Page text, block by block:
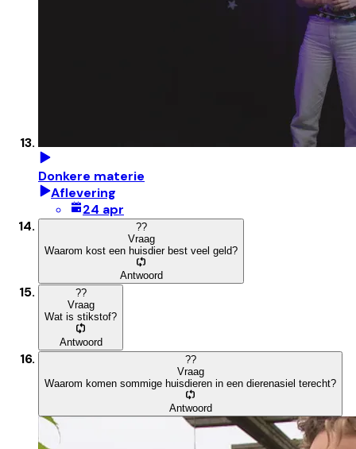
Donkere materie
Aflevering
24 apr
??
Vraag
Waarom kost een huisdier best veel geld?
Antwoord
??
Vraag
Wat is stikstof?
Antwoord
??
Vraag
Waarom komen sommige huisdieren in een dierenasiel terecht?
Antwoord